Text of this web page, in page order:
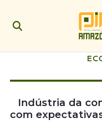
Indústria da
com